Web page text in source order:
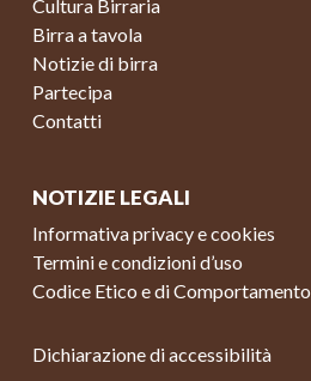
Cultura Birraria
Birra a tavola
Notizie di birra
Partecipa
Contatti
NOTIZIE LEGALI
Informativa privacy e cookies
Termini e condizioni d’uso
Codice Etico e di Comportamento
Dichiarazione di accessibilità